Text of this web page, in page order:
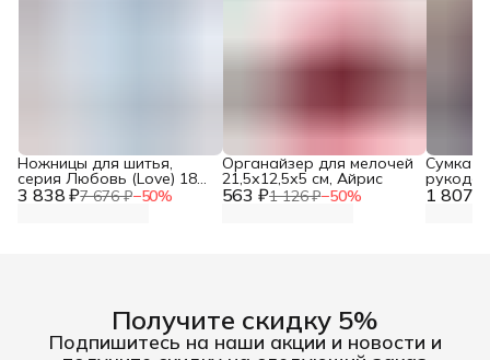
3 838 ₽7 676 ₽−50%
Ножницы для шитья,
серия Любовь (Love) 18
см, Prym, 610540 563 ₽1 126 ₽−50%
Органайзер для мелочей
21,5х12,5х5 см, Айрис
1 807 ₽
Сумка
Получите скидку 5%
Подпишитесь на наши акции и новости и